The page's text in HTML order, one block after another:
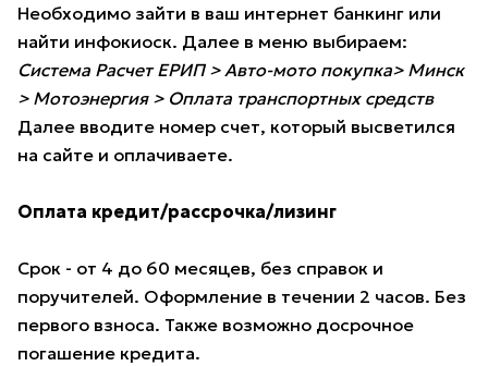
Необходимо зайти в ваш интернет банкинг или
найти инфокиоск. Далее в меню выбираем:
Система Расчет ЕРИП > Авто-мото покупка> Минск
> Мотоэнергия > Оплата транспортных средств
Далее вводите номер счет, который высветился
на сайте и оплачиваете.
Оплата кредит/рассрочка/лизинг
Срок - от 4 до 60 месяцев, без справок и
поручителей. Оформление в течении 2 часов. Без
первого взноса. Также возможно досрочное
погашение кредита.